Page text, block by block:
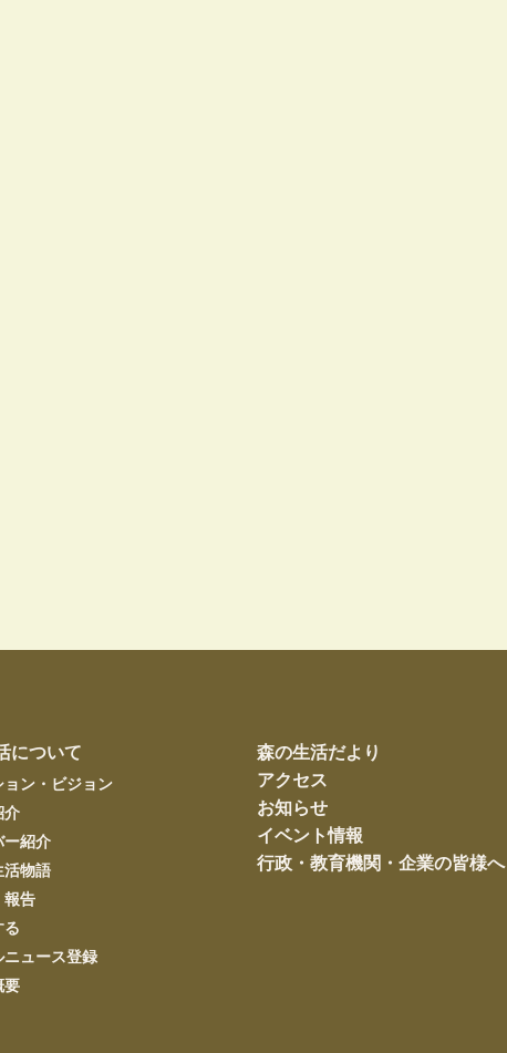
について
ョン・ビジョン
介
ー紹介
活物語
報告
る
ニュース登録
要
森の生活だより
アクセス
お知らせ
イベント情報
行政・教育機関・企業の皆様へ